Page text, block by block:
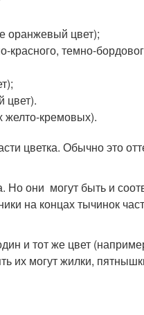
оранжевый цвет);
красного, темно-
цвет).
желто-кремовых).
цветка. Обычно это
Но они могут быть и
на концах тычинок
и тот же цвет
их могут жилки,